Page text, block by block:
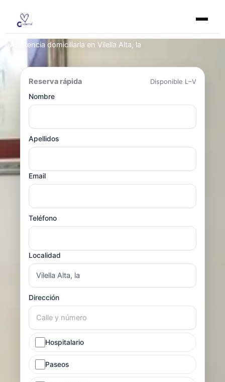
contenido
Asistencia domiciliaria en Vilella Alta, la
Reserva rápida
Disponible L–V
Nombre
Apellidos
Email
Teléfono
Localidad
Dirección
Hospitalario
Paseos